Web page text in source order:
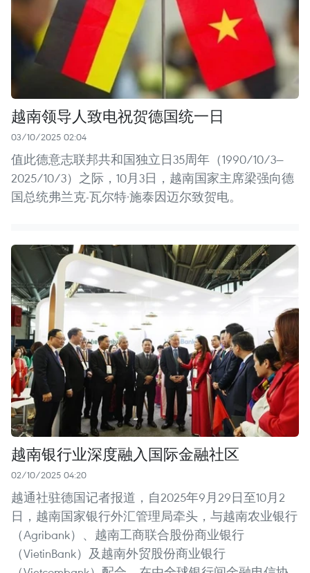
越南领导人致电祝贺德国统一日
03/10/2025 02:04
值此德意志联邦共和国独立日35周年（1990/10/3—
2025/10/3）之际，10月3日，越南国家主席梁强向德
国总统弗兰克-瓦尔特·施泰因迈尔致贺电。
越南银行业深度融入国际金融社区
02/10/2025 04:20
越通社驻德国记者报道，自2025年9月29日至10月2
日，越南国家银行外汇管理局牵头，与越南农业银行
（Agribank）、越南工商联合股份商业银行
（VietinBank）及越南外贸股份商业银行